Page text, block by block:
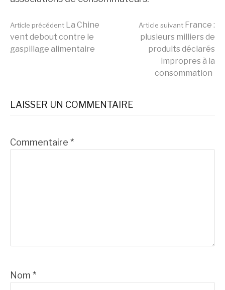
Lire
suite
Article précédent La Chine
vent debout contre le
gaspillage alimentaire
Article suivant France :
plusieurs milliers de
produits déclarés
impropres à la
consommation
LAISSER UN COMMENTAIRE
Commentaire *
Nom *